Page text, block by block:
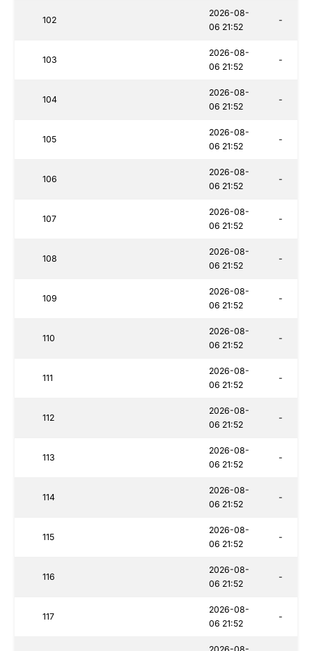
102
2026-08-
06 21:52
-
103
2026-08-
06 21:52
-
104
2026-08-
06 21:52
-
105
2026-08-
06 21:52
-
106
2026-08-
06 21:52
-
107
2026-08-
06 21:52
-
108
2026-08-
06 21:52
-
109
2026-08-
06 21:52
-
110
2026-08-
06 21:52
-
111
2026-08-
06 21:52
-
112
2026-08-
06 21:52
-
113
2026-08-
06 21:52
-
114
2026-08-
06 21:52
-
115
2026-08-
06 21:52
-
116
2026-08-
06 21:52
-
117
2026-08-
06 21:52
-